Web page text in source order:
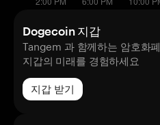
Dogecoin 지갑
Tangem 과 함께하는 암호화폐
지갑의 미래를 경험하세요
지갑 받기